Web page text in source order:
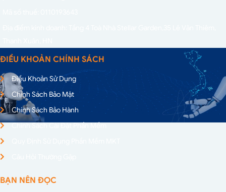
ĐIỀU KHOẢN CHÍNH SÁCH
Điều Khoản Sử Dụng
Chính Sách Bảo Mật
Chính Sách Bảo Hành
BẠN NÊN ĐỌC